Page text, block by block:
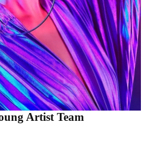
Artist Team